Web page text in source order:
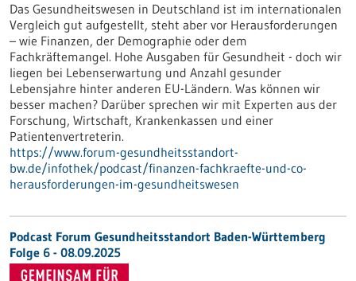
Das Gesundheitswesen in Deutschland ist im internationalen
Vergleich gut aufgestellt, steht aber vor Herausforderungen
– wie Finanzen, der Demographie oder dem
Fachkräftemangel. Hohe Ausgaben für Gesundheit - doch wir
liegen bei Lebenserwartung und Anzahl gesunder
Lebensjahre hinter anderen EU-Ländern. Was können wir
besser machen? Darüber sprechen wir mit Experten aus der
Forschung, Wirtschaft, Krankenkassen und einer
Patientenvertreterin.
https://www.forum-gesundheitsstandort-
bw.de/infothek/podcast/finanzen-fachkraefte-und-co-
herausforderungen-im-gesundheitswesen
Podcast Forum Gesundheitsstandort Baden-Württemberg
Folge 6 - 08.09.2025